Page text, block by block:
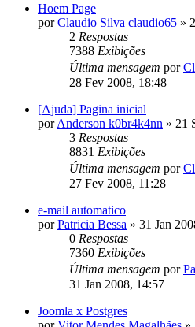
Hoem Page
porClaudio Silva claudio65 »
2 Respostas
7388 Exibições
Última mensagem por
28 Fev 2008, 18:48
[Ajuda] Pagina inicial
porAnderson k0br4k4nn » 21
3 Respostas
8831 Exibições
Última mensagem por
27 Fev 2008, 11:28
e-mail automatico
porPatricia Bessa » 31 Jan
0 Respostas
7360 Exibições
Última mensagem por
31 Jan 2008, 14:57
Joomla x Postgres